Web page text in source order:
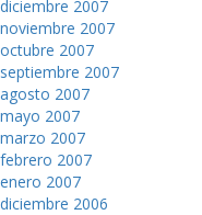
diciembre 2007
noviembre 2007
octubre 2007
septiembre 2007
agosto 2007
mayo 2007
marzo 2007
febrero 2007
enero 2007
diciembre 2006